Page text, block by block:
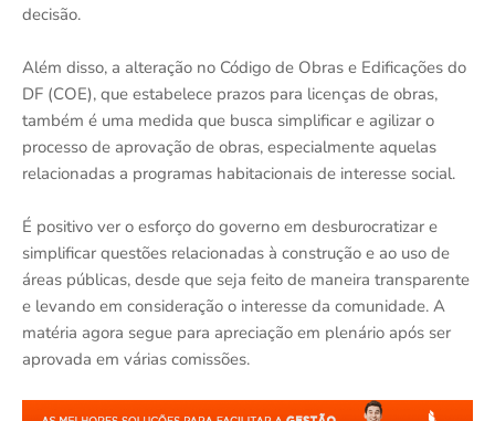
decisão.
Além disso, a alteração no Código de Obras e Edificações do
DF (COE), que estabelece prazos para licenças de obras,
também é uma medida que busca simplificar e agilizar o
processo de aprovação de obras, especialmente aquelas
relacionadas a programas habitacionais de interesse social.
É positivo ver o esforço do governo em desburocratizar e
simplificar questões relacionadas à construção e ao uso de
áreas públicas, desde que seja feito de maneira transparente
e levando em consideração o interesse da comunidade. A
matéria agora segue para apreciação em plenário após ser
aprovada em várias comissões.